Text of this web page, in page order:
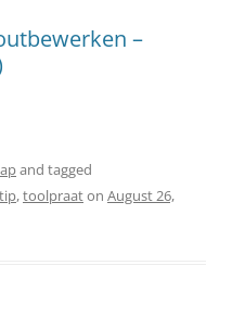
–
and tagged
tip,toolpraaton August 26,